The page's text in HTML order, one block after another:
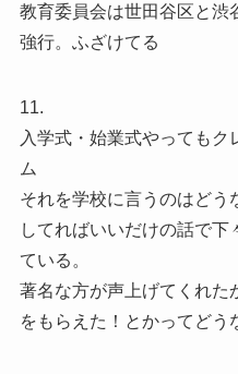
教育委員会は世田谷区と渋
強行。ふざけてる
11.
入学式・始業式やっても
ム
それを学校に言うのはどう
してればいいだけの話で下
ている。
著名な方が声上げてくれた
をもらえた！とかってどう